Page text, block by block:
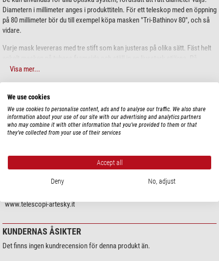
Diametern i millimeter anges i produkttiteln. För ett teleskop med en öppning
på 80 millimeter bör du till exempel köpa masken "Tri-Bathinov 80", och så
vidare.
Varje mask levereras med tre stift som kan justeras på olika sätt. Fäst helt
datorskärmen eller spegelreflexkamerans display ser du ett
Tri-Bathinov är en moderniserad mask med vilken du kan uppnå en ännu mer
exakt fokusering med upp till 18 linjer.
Visa mer...
TEKNISKA DATA
Allmänt
Diameter (mm)
90
PRODUKTSÄKERHET
www.telescopi-artesky.it
KUNDERNAS ÅSIKTER
Det finns ingen kundrecension för denna produkt än.
We use cookies
We use cookies to personalise content, ads and to analyse our traffic. We also share
information about your use of our site with our advertising and analytics partners
who may combine it with other information that you’ve provided to them or that
they’ve collected from your use of their services
Accept all
Deny No, adjust